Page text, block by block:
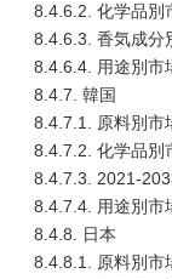
8.4.6.2. 化学品別
8.4.6.3. 香気成分
8.4.6.4. 用途別市
8.4.7. 韓国
8.4.7.1. 原料別市
8.4.7.2. 化学品別
8.4.7.3. 2021-
8.4.7.4. 用途別市
8.4.8. 日本
8.4.8.1. 原料別市